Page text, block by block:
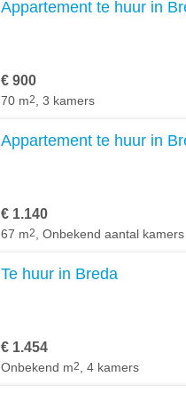
Appartement te huur in
€ 900
70 m2 , 3 kamers
Appartement te huur in
€ 1.140
67 m2 , Onbekend aantal kamers
Te huur in Breda
€ 1.454
Onbekend m2 , 4 kamers